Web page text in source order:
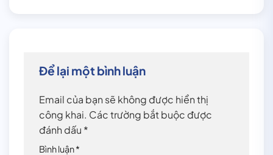
Để lại một bình luận
Email của bạn sẽ không được hiển thị
công khai. Các trường bắt buộc được
đánh dấu *
Bình luận*